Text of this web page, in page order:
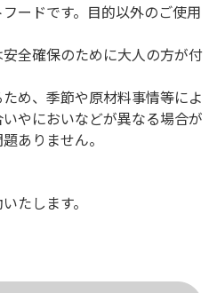
ードです。目的以外のご使用
全確保のために大人の方が付
め、季節や原材料事情等によ
やにおいなどが異なる場合が
ありません。
たします。